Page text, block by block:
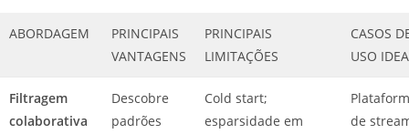
ABORDAGEM
PRINCIPAIS
VANTAGENS
PRINCIPAIS
LIMITAÇÕES
CASOS
USO
Filtragem
colaborativa
Descobre
padrões
Cold start;
esparsidade em
de